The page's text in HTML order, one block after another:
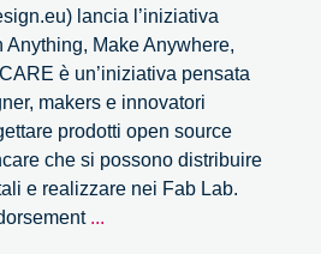
lancia l’iniziativa
Anything, Make Anywhere,
è un’iniziativa pensata
makers e innovatori
prodotti open source
che si possono distribuire
e realizzare nei Fab Lab.
...